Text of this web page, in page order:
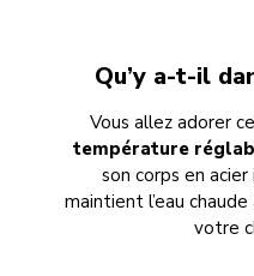
Qu’y a-t-il
Vous allez adorer
température
son corps en
maintient l’eau
votre